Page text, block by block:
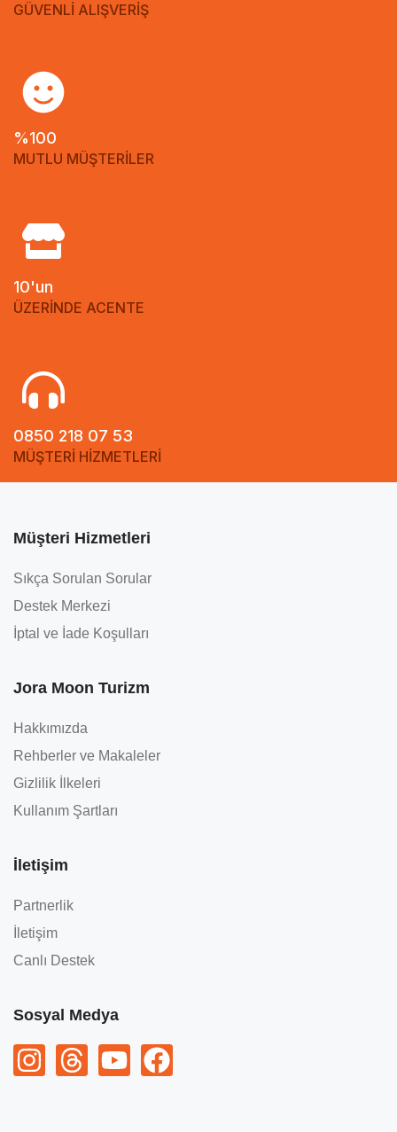
GÜVENLİ ALIŞVERİŞ
%100
MUTLU MÜŞTERİLER
10'un
ÜZERİNDE ACENTE
0850 218 07 53
MÜŞTERİ HİZMETLERİ
Müşteri Hizmetleri
Sıkça Sorulan Sorular
Destek Merkezi
İptal ve İade Koşulları
Jora Moon Turizm
Hakkımızda
Rehberler ve Makaleler
Gizlilik İlkeleri
Kullanım Şartları
İletişim
Partnerlik
İletişim
Canlı Destek
Sosyal Medya